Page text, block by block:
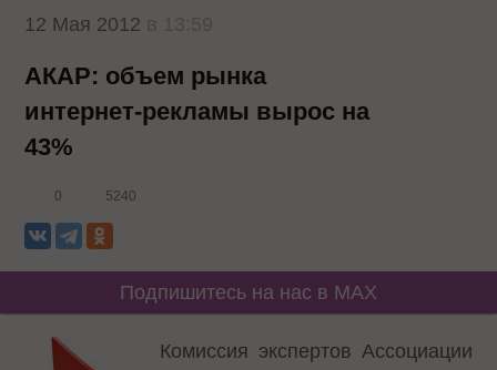
12 Мая 2012
АКАР: объем рынка
интернет-рекламы вырос на
43%
0 5240
Подпишитесь на нас в MAX
Комиссия экспертов Ассоциации